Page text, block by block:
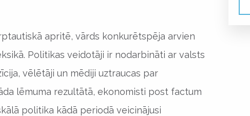
apritē, vārds konkurētspēja arvien
Politikas veidotāji ir nodarbināti ar valsts
vēlētāji un mēdiji uztraucas par
lēmuma rezultātā, ekonomisti post factum
politika kādā periodā veicinājusi